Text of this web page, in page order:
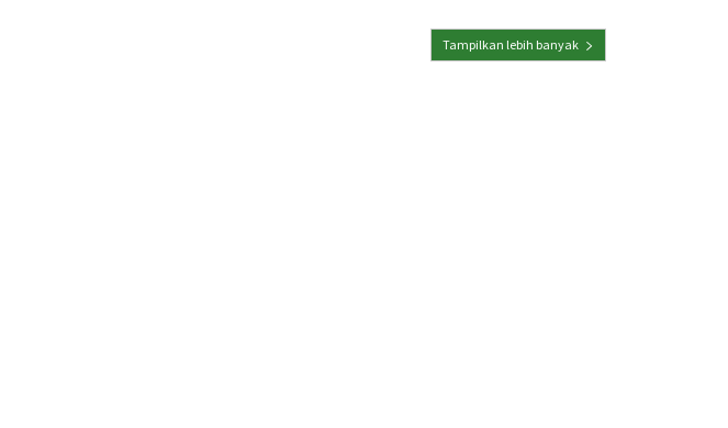
Tampilkan lebih banyak